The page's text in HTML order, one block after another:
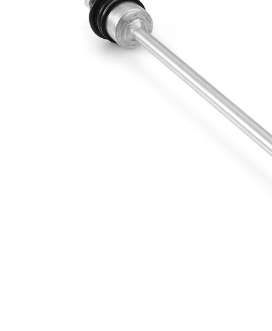
Informazioni sul prodotto
Proprietà
Lunghezza
Asta/Puntone
Asta del
pendolo
con